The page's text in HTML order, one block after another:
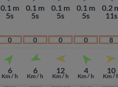
0.1 m
5s
0
6
Km / h
0.1 m
5s
0
6
Km / h
0.1 m
5s
0
12
Km / h
0.1 m
5s
0
4
Km / h
0.2
11s
8
10
Km /